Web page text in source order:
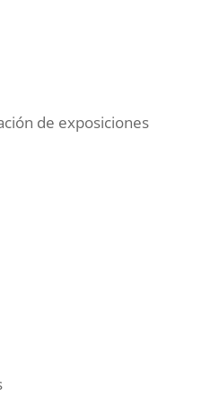
de exposiciones